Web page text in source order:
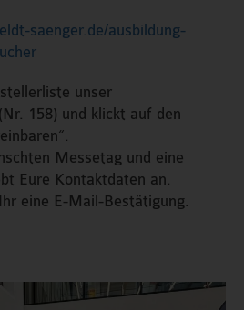
saenger.de/ausbildung-
unser
158) und klickt auf den
Messetag und eine
Eure Kontaktdaten an.
eine E-Mail-Bestätigung.